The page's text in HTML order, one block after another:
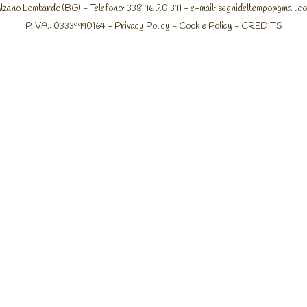
Lombardo (BG) - Telefono: 338 96 20 391 - e-mail:
P.IVA.: 03339990164 - Privacy Policy - Cookie Policy - CREDITS